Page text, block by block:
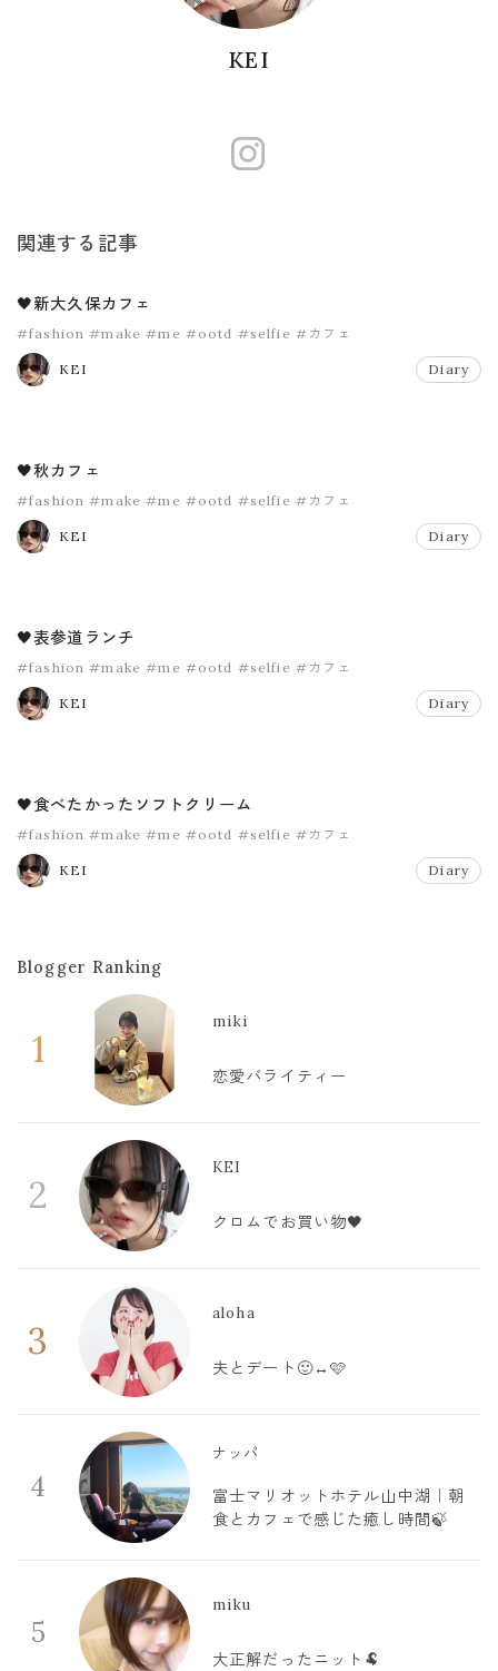
KEI
関連する記事
🖤新大久保カフェ
#fashion #make #me #ootd #selfie #カフェ
KEI Diary
🖤秋カフェ
#fashion #make #me #ootd #selfie #カフェ
KEI Diary
🖤表参道ランチ
#fashion #make #me #ootd #selfie #カフェ
KEI Diary
🖤食べたかったソフトクリーム
#fashion #make #me #ootd #selfie #カフェ
KEI Diary
Blogger Ranking
1
miki
恋愛バライティー
2
KEI
クロムでお買い物🖤
3
aloha
夫とデート🙂‍↔️🩷
4
ナッパ
富士マリオットホテル山中湖｜朝
食とカフェで感じた癒し時間🍃
5
miku
大正解だったニット🐏